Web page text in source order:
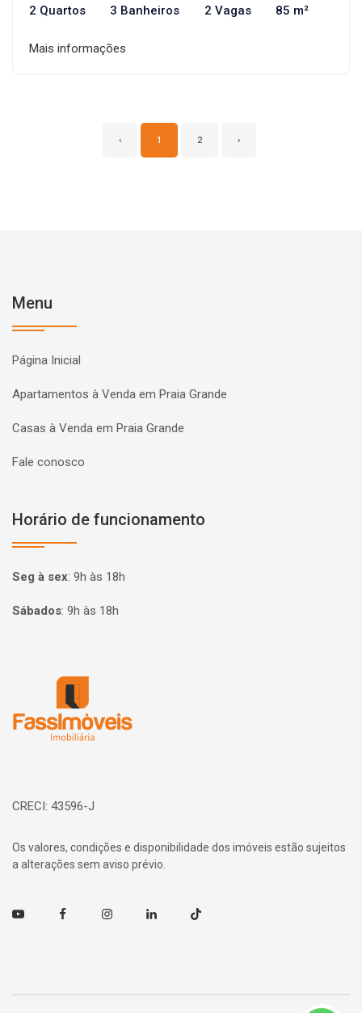
2 Quartos 3 Banheiros 2 Vagas 85 m²
Mais informações
‹ 1 2 ›
Menu
Página Inicial
Apartamentos à Venda em Praia Grande
Casas à Venda em Praia Grande
Fale conosco
Horário de funcionamento
Seg à sex: 9h às 18h
Sábados: 9h às 18h
CRECI: 43596-J
Os valores, condições e disponibilidade dos imóveis estão sujeitos
a alterações sem aviso prévio.
Youtube FacebookInstagramLinkedin TikTok